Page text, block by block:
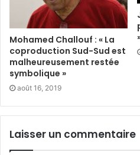
Mohamed Challouf : « La
coproduction Sud-Sud est
malheureusement restée
symbolique »
août 16, 2019
Laisser un commentaire